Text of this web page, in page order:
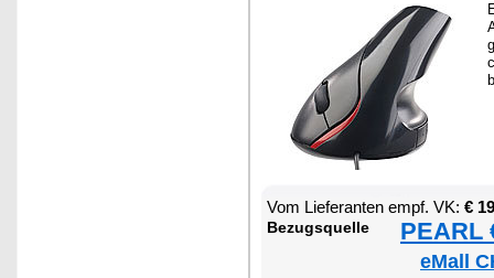
Vom Lie­fe­ran­ten empf. VK: €
Be­zugs­quel­le PEARL
eMall